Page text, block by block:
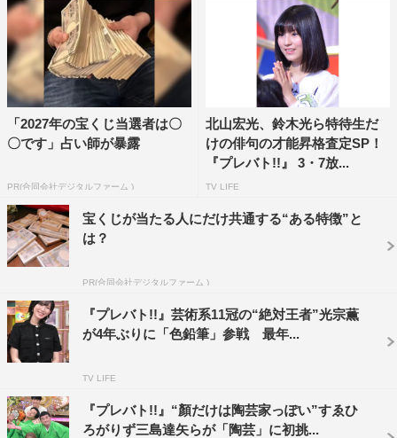
チーム・青森県立弘前高校と対戦する。俳句の出来だけで
なく、ディベート力も試される3本勝負。日本一の高校生
にプレバトチームは勝つことができるのか。
『プレバト!!』
「2027年の宝くじ当選者は〇
〇です」占い師が暴露
PR(合同会社デジタルファーム )
北山宏光、鈴木光ら特待生だ
けの俳句の才能昇格査定SP！
『プレバト!!』 3・7放...
TV LIFE
宝くじが当たる人にだけ共通する“ある特徴”と
は？
PR(合同会社デジタルファーム )
『プレバト!!』芸術系11冠の“絶対王者”光宗薫
が4年ぶりに「色鉛筆」参戦 最年...
TV LIFE
『プレバト!!』“顏だけは陶芸家っぽい”すゑひ
ろがりず三島達矢らが「陶芸」に初挑...